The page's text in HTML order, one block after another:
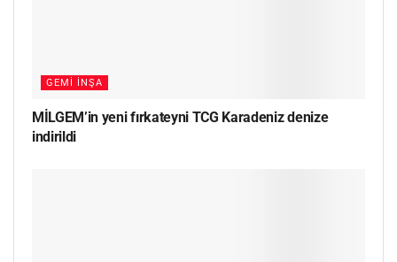
GEMI İNŞA
MİLGEM’in yeni fırkateyni TCG Karadeniz denize
indirildi